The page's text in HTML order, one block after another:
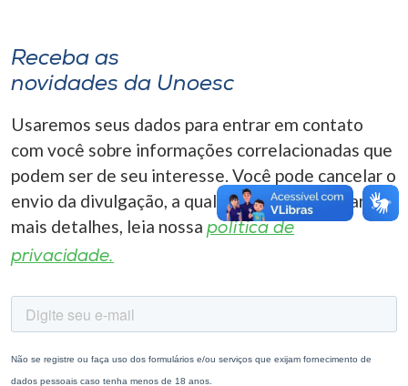
A+
Receba as
novidades da Unoesc
Usaremos seus dados para entrar em contato
com você sobre informações correlacionadas que
podem ser de seu interesse. Você pode cancelar o
envio da divulgação, a qualquer momento. Para
mais detalhes, leia nossa política de
privacidade.